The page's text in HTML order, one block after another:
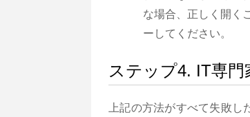
な場合、正しく開く
ーしてください。
ステップ4. IT専門
上記の方法がすべて失敗